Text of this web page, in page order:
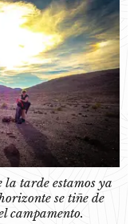
tarde estamos ya
se tiñe de
campamento.